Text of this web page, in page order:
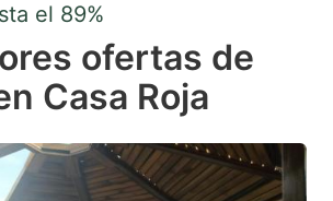
a
date.
the
question
el 89%
ofertas de
Casa Roja